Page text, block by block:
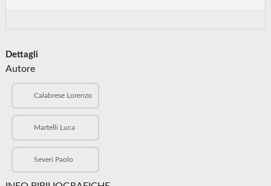
Dettagli
Autore
Calabrese Lorenzo
Martelli Luca
Severi Paolo